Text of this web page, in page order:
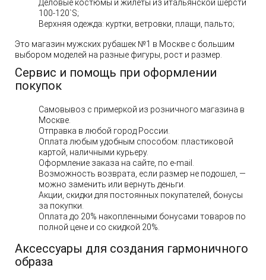
Деловые костюмы и жилеты из итальянской шерсти
100-120`S;
Верхняя одежда: куртки, ветровки, плащи, пальто;
Это магазин мужских рубашек №1 в Москве с большим
выбором моделей на разные фигуры, рост и размер.
Сервис и помощь при оформлении
покупок
Самовывоз с примеркой из розничного магазина в
Москве.
Отправка в любой город России.
Оплата любым удобным способом: пластиковой
картой, наличными курьеру.
Оформление заказа на сайте, по e-mail.
Возможность возврата, если размер не подошел, —
можно заменить или вернуть деньги.
Акции, скидки для постоянных покупателей, бонусы
за покупки.
Оплата до 20% накопленными бонусами товаров по
полной цене и со скидкой 20%.
Аксессуары для создания гармоничного
образа